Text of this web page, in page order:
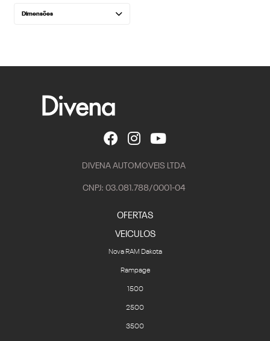
Dimensões
DIVENA AUTOMOVEIS LTDA
CNPJ: 03.081.788/0001-04
OFERTAS
VEICULOS
Nova RAM Dakota
Rampage
1500
2500
3500